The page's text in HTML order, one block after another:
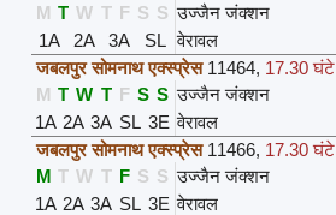
M T W T F S S उज्जैन जंक्शन
1A
2A 3A SL वेरावल
जबलपुर सोमनाथ एक्स्प्रेस 11464, 17.30 घंटे
M T W T F S S उज्जैन जंक्शन
1A 2A 3A SL 3E वेरावल
जबलपुर सोमनाथ एक्स्प्रेस 11466, 17.30 घंटे
M T W T F S S उज्जैन जंक्शन
1A 2A 3A SL 3E वेरावल